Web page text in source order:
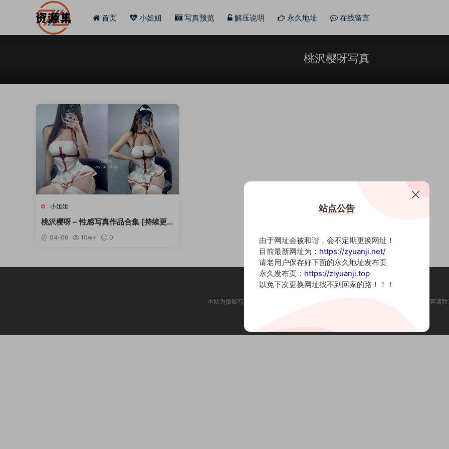
首页 小姐姐 写真预览 解压说明 永久地址 在线留言
桃沢樱呀写真
小姐姐
桃沢樱呀 – 性感写真作品合集 [持续更
04-06 10w+ 0
本站为摄影写真图片网站，内容来自网络收集整理，仅作个人学习使用。如有违法内容请
站点公告
由于网址会被和谐，会不定期更换网址！
目前最新网址为： https://zyuanji.net/
请老用户保存好下面的永久地址发布页
永久发布页： https://ziyuanji.top
以免下次更换网址找不到回家的路！！！